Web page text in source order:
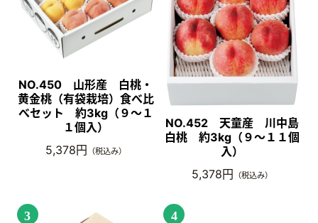
NO.450 山形産 白桃・
黄金桃（有袋栽培）食べ比
べセット 約3kg（９～１
１個入）
5,378円 （税込み）
NO.452 天童産 川中島
白桃 約3kg（９～１１個
入）
5,378円
（税込み）
3 4